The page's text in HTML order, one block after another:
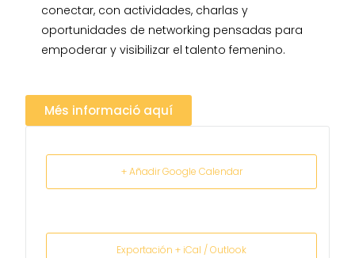
conectar, con actividades, charlas y
oportunidades de networking pensadas para
empoderar y visibilizar el talento femenino.
Més informació aquí
+ Añadir Google Calendar
Exportación + iCal / Outlook